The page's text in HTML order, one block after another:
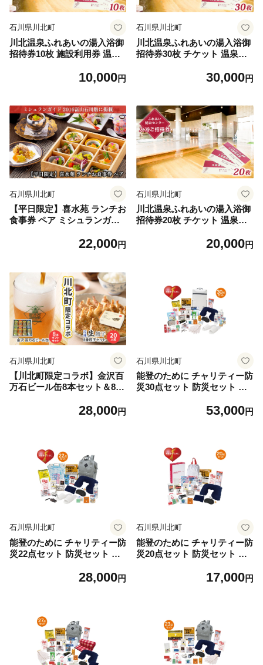
石川県川北町
川北温泉ふれあいの湯入浴御
招待券10枚 施設利用券 温泉
り温泉 日帰り入浴 温泉施設
休息 観光 日帰り 癒し
10,000円
石川県川北町
川北温泉ふれあいの湯入浴御
招待券30枚 チケット 温泉利
観光 塩分強めの温泉 個室 食
30,000円
石川県川北町
【平日限定】喜水苑 ランチお
食事券 ペア ミシュランガイ
ケット 旬の食材 厳選素材 加
22,000円
石川県川北町
川北温泉ふれあいの湯入浴御
招待券20枚 チケット 温泉利
20,000円
石川県川北町
【川北町限定コラボ】金沢百
万石ビール缶8本セット＆8番
ビール 飲み比べ 餃子 ぎょう
28,000円
石川県川北町
能登のために チャリティー防
災30点セット 防災セット 災
53,000円
石川県川北町
能登のために チャリティー防
災22点セット 防災セット 災
28,000円
石川県川北町
能登のために チャリティー防
災20点セット 防災セット 災
17,000円